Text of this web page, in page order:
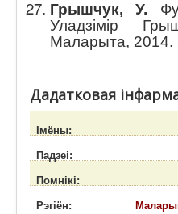
Грышчук, У.
Уладзімір
Маларыта, 2014.
Дадатковая
Імёны:
Падзеі:
Помнікі:
Рэгіён: